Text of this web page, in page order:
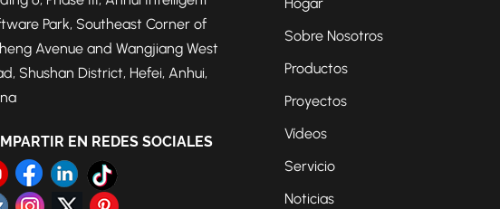
Park, Southeast Corner of
Avenue and Wangjiang West
Shushan District, Hefei, Anhui,
EN REDES SOCIALES
Hogar
Sobre Nosotros
Productos
Proyectos
Vídeos
Servicio
Noticias